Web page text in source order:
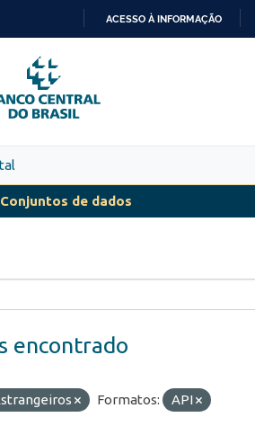
PARA
O
CONTEÚDO
ACESSO À INFORMAÇÃO
Conjuntos de dados
encontrado
Formatos:
API